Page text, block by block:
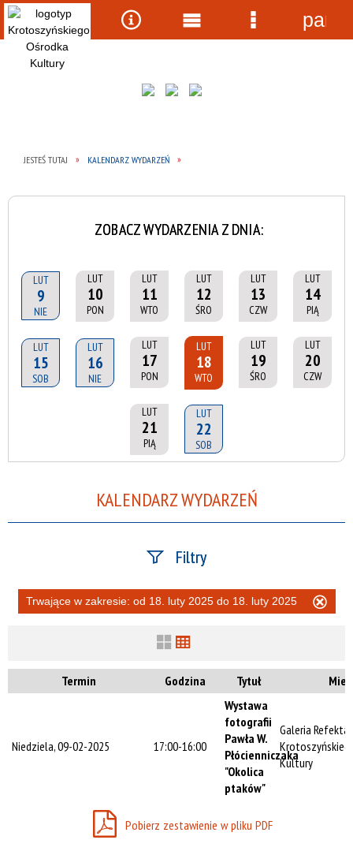
JESTEŚ TUTAJ KALENDARZ WYDARZEŃ
ZOBACZ WYDARZENIA Z DNIA:
LUT
9
NIE
LUT
10
PON
LUT
11
WTO
LUT
12
ŚRO
LUT
13
CZW
LUT
14
PIĄ
LUT
15
SOB
LUT
16
NIE
LUT
17
PON
LUT
18
WTO
LUT
19
ŚRO
LUT
20
CZW
LUT
21
PIĄ
LUT
22
SOB
KALENDARZ WYDARZEŃ
Filtry
Szukana fraza
Trwające w zakresie: od 18. luty 2025 do 18. luty 2025
Termin Godzina Tytuł
Niedziela, 09-02-2025 17:00-16:00
Wystawa
fotografii
Pawła W.
Płócienniczaka
"Okolica
ptaków"
Galeria
Kultury
Pobierz zestawienie w pliku PDF
Wyszukiwarka
Narzędzia
Menu Menu
panel